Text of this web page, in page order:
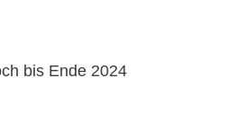
bis Ende 2024